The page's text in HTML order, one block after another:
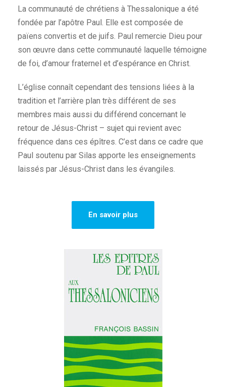
La communauté de chrétiens à Thessalonique a été
fondée par l’apôtre Paul. Elle est composée de
païens convertis et de juifs. Paul remercie Dieu pour
son œuvre dans cette communauté laquelle témoigne
de foi, d’amour fraternel et d’espérance en Christ.
L’église connaît cependant des tensions liées à la
tradition et l’arrière plan très différent de ses
membres mais aussi du différend concernant le
retour de Jésus-Christ – sujet qui revient avec
fréquence dans ces épîtres. C’est dans ce cadre que
Paul soutenu par Silas apporte les enseignements
laissés par Jésus-Christ dans les évangiles.
En savoir plus